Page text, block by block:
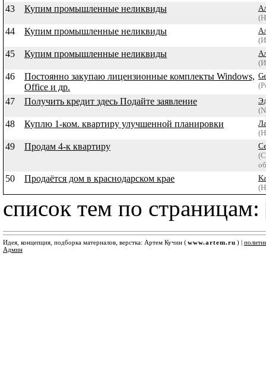
43 Купим промышленные неликвиды
44 Купим промышленные неликвиды
45 Купим промышленные неликвиды
46
Постоянно закупаю лицензионные комплекты Windows,
Office и др.
47 Получить кредит здесь Подайте заявление
48 Куплю 1-ком. квартиру улучшенной планировки
49 Продам 4-к квартиру
50 Продаётся дом в краснодарском крае
список тем по страницам:
Идея, концепция, подборка материалов, верстка: Артем Кучин (www.artem.ru ) |
Админ